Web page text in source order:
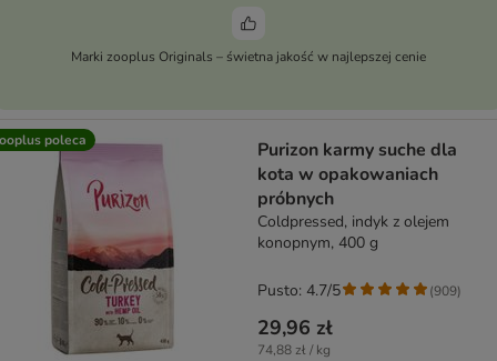
Marki zooplus Originals – świetna jakość w najlepszej cenie
poleca
Purizon karmy suche dla
kota w opakowaniach
próbnych
Coldpressed, indyk z olejem
konopnym, 400 g
29,96 zł
74,88 zł / kg
Pusto: 4.7/5 (909)